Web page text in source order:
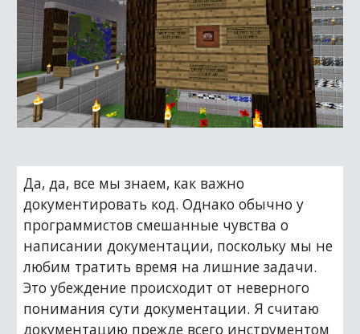
Да, да, все мы знаем, как важно
документировать код. Однако обычно у
программистов смешанные чувства о
написании документации, поскольку мы не
любим тратить время на лишние задачи.
Это убеждение происходит от неверного
понимания сути документации. Я считаю
документацию прежде всего инструментом